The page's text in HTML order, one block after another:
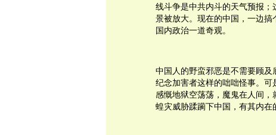
线斗争是中共内斗的天气预报
景被放大。现在的中国，一边
国内政治一道奇观。
中国人的野蛮邪恶是不需要顾
纪念加害者这样的咄咄怪事。
感慨地狱空荡荡，魔鬼在人间
蝗灾威胁蹂躏下中国，有其内在